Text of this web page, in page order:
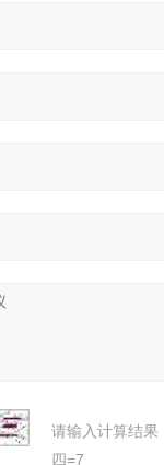
请输入计算结果
四=7